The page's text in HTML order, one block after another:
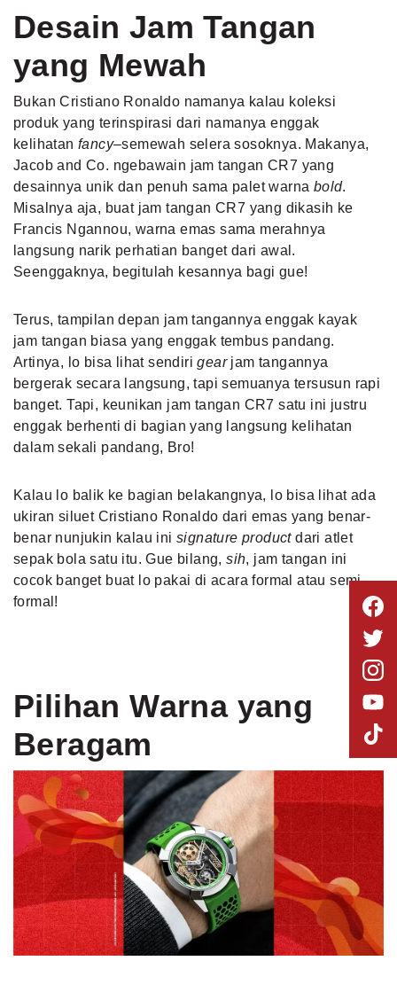
Desain Jam Tangan
yang Mewah
Bukan Cristiano Ronaldo namanya kalau koleksi
produk yang terinspirasi dari namanya enggak
kelihatanfancy–semewah selera sosoknya. Makanya,
Jacob and Co. ngebawain jam tangan CR7 yang
desainnya unik dan penuh sama palet warna bold.
Misalnya aja, buat jam tangan CR7 yang dikasih ke
Francis Ngannou, warna emas sama merahnya
langsung narik perhatian banget dari awal.
Seenggaknya, begitulah kesannya bagi gue!
Terus, tampilan depan jam tangannya enggak kayak
jam tangan biasa yang enggak tembus pandang.
Artinya, lo bisa lihat sendirigear jam tangannya
bergerak secara langsung, tapi semuanya tersusun rapi
banget. Tapi, keunikan jam tangan CR7 satu ini justru
enggak berhenti di bagian yang langsung kelihatan
dalam sekali pandang, Bro!
Kalau lo balik ke bagian belakangnya, lo bisa lihat ada
ukiran siluet Cristiano Ronaldo dari emas yang benar-
benar nunjukin kalau ini signature productdari atlet
sepak bola satu itu. Gue bilang,sih, jam tangan ini
cocok banget buat lo pakai di acara formal atau semi-
formal!
Pilihan Warna yang
Beragam